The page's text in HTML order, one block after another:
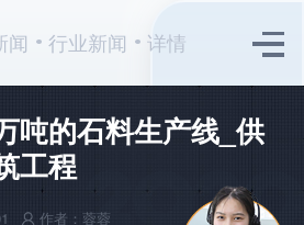
闻 行业新闻 详情
吨的石料生产线_供
工程
作者：蓉蓉